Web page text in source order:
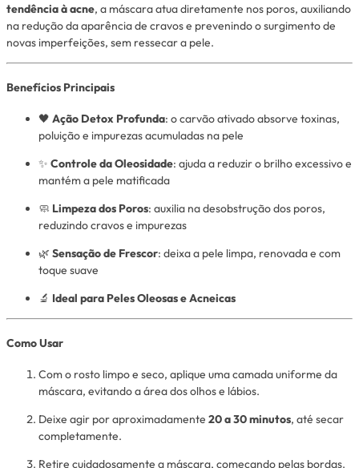
tendência à acne, a máscara atua diretamente nos poros, auxiliando
na redução da aparência de cravos e prevenindo o surgimento de
novas imperfeições, sem ressecar a pele.
Benefícios Principais
🖤 Ação Detox Profunda: o carvão ativado absorve toxinas,
poluição e impurezas acumuladas na pele
✨ Controle da Oleosidade: ajuda a reduzir o brilho excessivo e
mantém a pele matificada
🧼 Limpeza dos Poros: auxilia na desobstrução dos poros,
reduzindo cravos e impurezas
🌿 Sensação de Frescor: deixa a pele limpa, renovada e com
toque suave
🔬 Ideal para Peles Oleosas e Acneicas
Como Usar
Com o rosto limpo e seco, aplique uma camada uniforme da
máscara, evitando a área dos olhos e lábios.
Deixe agir por aproximadamente 20 a 30 minutos, até secar
completamente.
Retire cuidadosamente a máscara, começando pelas bordas.